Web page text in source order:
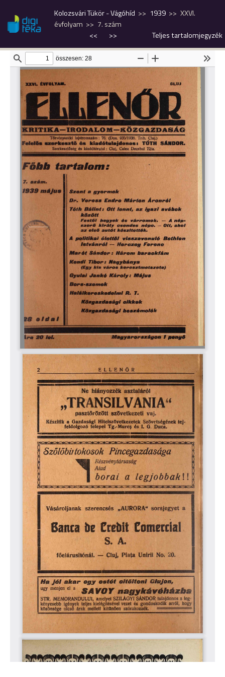
Kolozsvári Tükör - Vágóhíd 1939
XXVI.
évfolyam
7. szám
<<
>> Teljes tartalomjegyzék